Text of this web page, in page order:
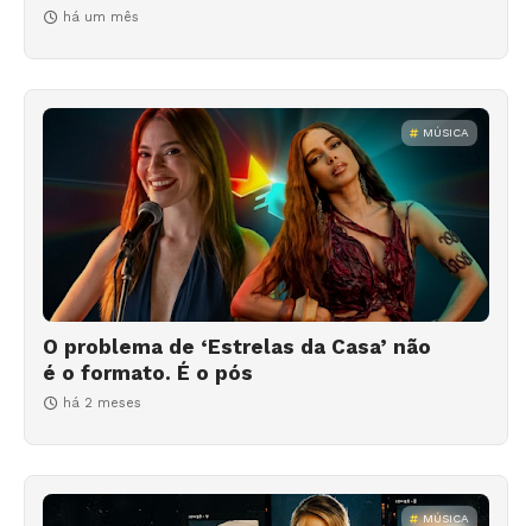
há um mês
MÚSICA
O problema de ‘Estrelas da Casa’ não
é o formato. É o pós
há 2 meses
MÚSICA